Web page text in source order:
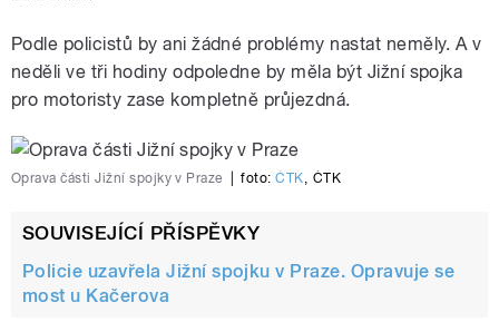
Podle policistů by ani žádné problémy nastat neměly. A v
neděli ve tři hodiny odpoledne by měla být Jižní spojka
pro motoristy zase kompletně průjezdná.
Oprava části Jižní spojky v Praze foto:ČTK, ČTK
SOUVISEJÍCÍ PŘÍSPĚVKY
Policie uzavřela Jižní spojku v Praze. Opravuje se
most u Kačerova